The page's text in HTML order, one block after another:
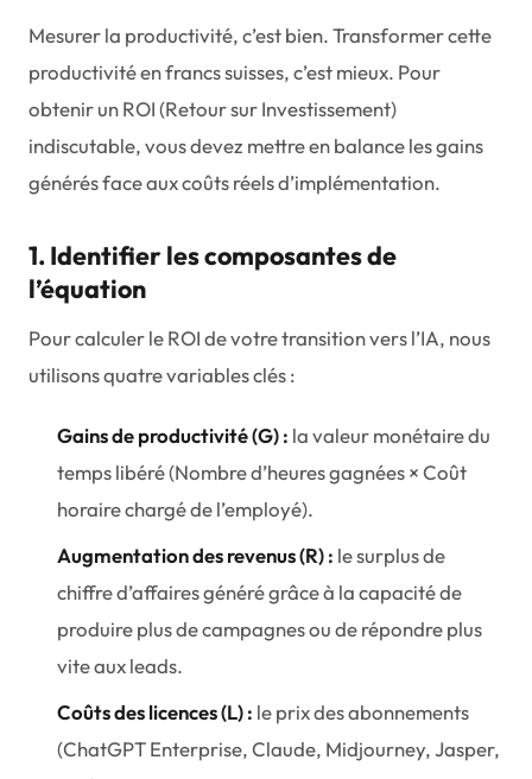
Mesurer la productivité, c’est bien. Transformer cette
productivité en francs suisses, c’est mieux. Pour
obtenir un ROI (Retour sur Investissement)
indiscutable, vous devez mettre en balance les gains
générés face aux coûts réels d’implémentation.
1. Identifier les composantes de
l’équation
Pour calculer le ROI de votre transition vers l’IA, nous
utilisons quatre variables clés :
Gains de productivité (G) : la valeur monétaire du
temps libéré (Nombre d’heures gagnées × Coût
horaire chargé de l’employé).
Augmentation des revenus (R) : le surplus de
chiffre d’affaires généré grâce à la capacité de
produire plus de campagnes ou de répondre plus
vite aux leads.
Coûts des licences (L) : le prix des abonnements
(ChatGPT Enterprise, Claude, Midjourney, Jasper,